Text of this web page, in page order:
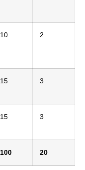
10 2
15 3
15 3
100 20